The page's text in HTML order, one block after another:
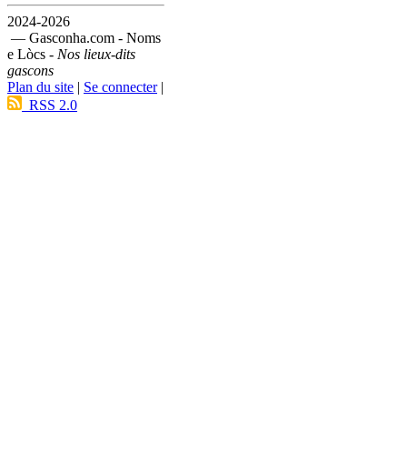
2024-2026
— Gasconha.com - Noms
e Lòcs - Nos lieux-dits
gascons
Plan du site | Se connecter|
RSS 2.0